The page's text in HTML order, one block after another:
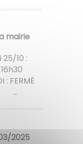
mairie
25/10 :
: FERMÉ
...
2025